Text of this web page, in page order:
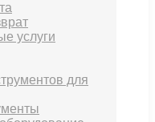
услуги
для